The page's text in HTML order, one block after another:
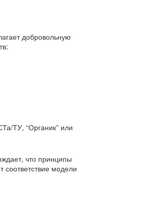
добровольную
ТУ, “Органик” или
что принципы
модели